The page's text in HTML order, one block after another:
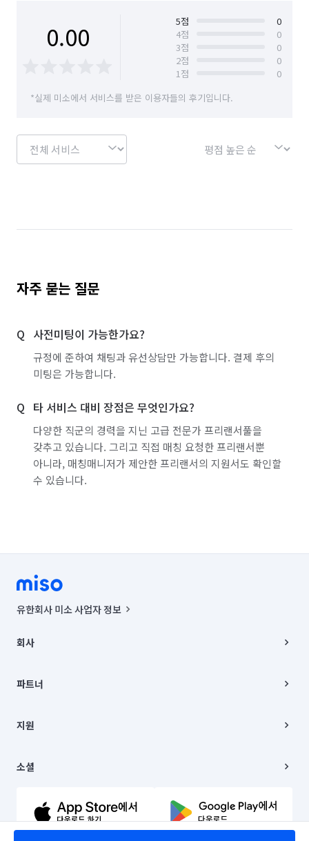
0.00 5점
0
4점
0
3점
0
2점
0
1점
0
*실제 미소에서 서비스를 받은 이용자들의 후기입니다.
자주 묻는 질문
사전미팅이 가능한가요?
규정에 준하여 채팅과 유선상담만 가능합니다. 결제 후의
미팅은 가능합니다.
타 서비스 대비 장점은 무엇인가요?
다양한 직군의 경력을 지닌 고급 전문가 프리랜서풀을
갖추고 있습니다. 그리고 직접 매칭 요청한 프리랜서뿐
아니라, 매칭매니저가 제안한 프리랜서의 지원서도 확인할
수 있습니다.
유한회사 미소 사업자 정보
00019 |
주소 | 본사: 서울특별시 종로구 율곡로 6(중학동, 트윈트리빌딩) B동 5층
컨택센터 : 서울특별시 종로구 수송동 율곡로 24, 7층, 8층 미소
상품, 상품정보, 거래에 관한 의무와 책임은 거래당사자에게 있습니다.
언론 보도 관련 문의:
© 유한회사 미소. Miso, Inc. All Rights Reserved.
회사
채용
파트너
이사
지원
이용약관
문의하기
소셜
유튜브